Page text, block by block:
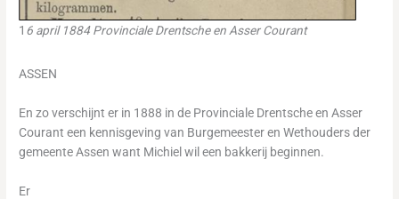
1 6 april 1884 Provinciale Drentsche en Asser Courant
ASSEN
En zo verschijnt er in 1888 in de Provinciale Drentsche en Asser
Courant een kennisgeving van Burgemeester en Wethouders der
gemeente Assen want Michiel wil een bakkerij beginnen.
Er